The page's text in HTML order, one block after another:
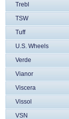
Trebl
TSW
Tuff
U.S. Wheels
Verde
Vianor
Viscera
Vissol
VSN